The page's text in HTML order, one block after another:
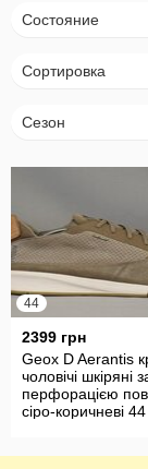
Состояние
Сортировка
Сезон
44
2399 грн
Geox D Aerantis
чоловічі шкіряні
перфорацією
сіро-коричневі